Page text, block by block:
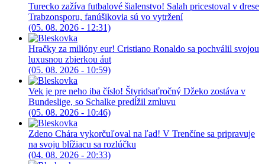
Turecko zažíva futbalové šialenstvo! Salah pricestoval v drese
Trabzonsporu, fanúšikovia sú vo vytržení
(05. 08. 2026 - 12:31)
Hračky za milióny eur! Cristiano Ronaldo sa pochválil svojou
luxusnou zbierkou áut
(05. 08. 2026 - 10:59)
Vek je pre neho iba číslo! Štyridsaťročný Džeko zostáva v
Bundeslige, so Schalke predĺžil zmluvu
(05. 08. 2026 - 10:46)
Zdeno Chára vykorčuľoval na ľad! V Trenčíne sa pripravuje
na svoju blížiacu sa rozlúčku
(04. 08. 2026 - 20:33)